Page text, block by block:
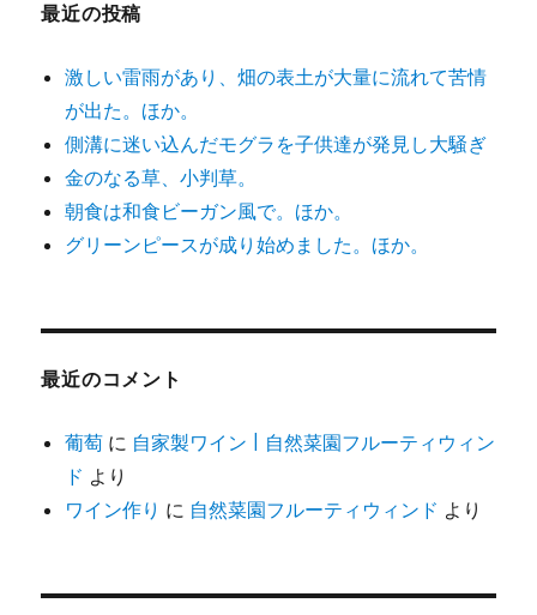
最近の投稿
激しい雷雨があり、畑の表土が大量に流れて苦情
が出た。ほか。
側溝に迷い込んだモグラを子供達が発見し大騒ぎ
金のなる草、小判草。
朝食は和食ビーガン風で。ほか。
グリーンピースが成り始めました。ほか。
最近のコメント
葡萄 に 自家製ワイン | 自然菜園フルーティウィン
ド より
ワイン作り に 自然菜園フルーティウィンド より